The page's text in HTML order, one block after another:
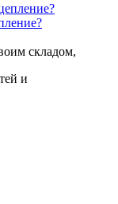
складом,
и